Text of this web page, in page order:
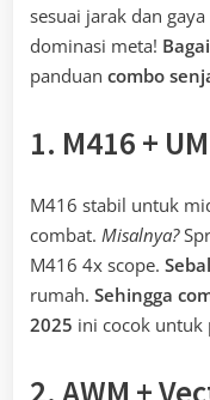
sesuai jarak dan
dominasi meta!
panduan combo
1. M416 +
M416 stabil untuk
combat. Misalnya?
M416 4x scope.
rumah. Sehingga
2025 ini cocok untuk
2. AWM +